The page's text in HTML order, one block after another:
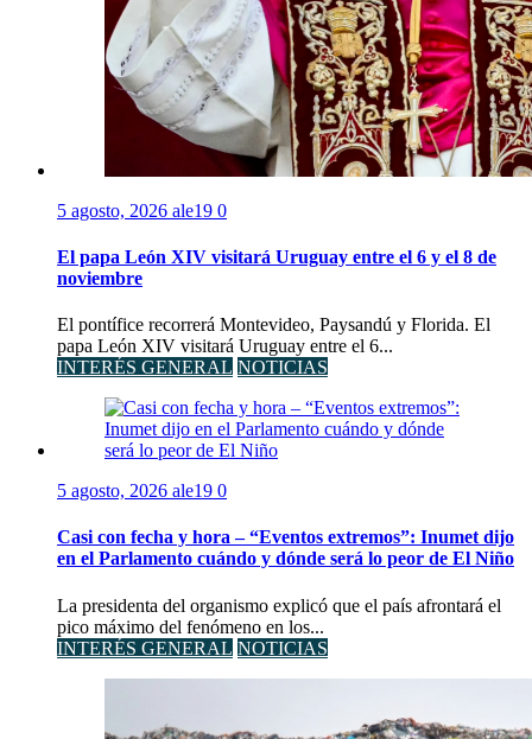
5 agosto, 2026 ale19 0
El papa León XIV visitará Uruguay entre el 6 y el 8 de
noviembre
El pontífice recorrerá Montevideo, Paysandú y Florida. El
papa León XIV visitará Uruguay entre el 6...
INTERÉS GENERAL NOTICIAS
5 agosto, 2026 ale19 0
Casi con fecha y hora – “Eventos extremos”: Inumet dijo
en el Parlamento cuándo y dónde será lo peor de El Niño
La presidenta del organismo explicó que el país afrontará el
pico máximo del fenómeno en los...
INTERÉS GENERAL NOTICIAS